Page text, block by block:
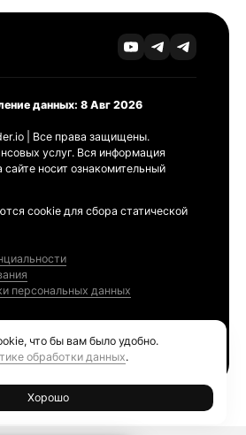
данных: 8 Авг 2026
| Все права защищены.
услуг. Вся информация
сайте носит ознакомительный
cookie для сбора статической
персональных данных
что бы вам было удобно.
обработки данных.
Хорошо